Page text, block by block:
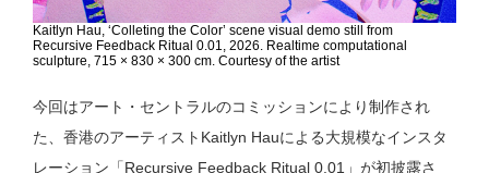
Kaitlyn Hau, ‘Colleting the Color’ scene visual demo still from
Recursive Feedback Ritual 0.01, 2026. Realtime computational
sculpture, 715 × 830 × 300 cm. Courtesy of the artist
今回はアート・セントラルのコミッションにより制作され
た、香港のアーティストKaitlyn Hauによる大規模なインスタ
レーション「Recursive Feedback Ritual 0.01」が初披露さ